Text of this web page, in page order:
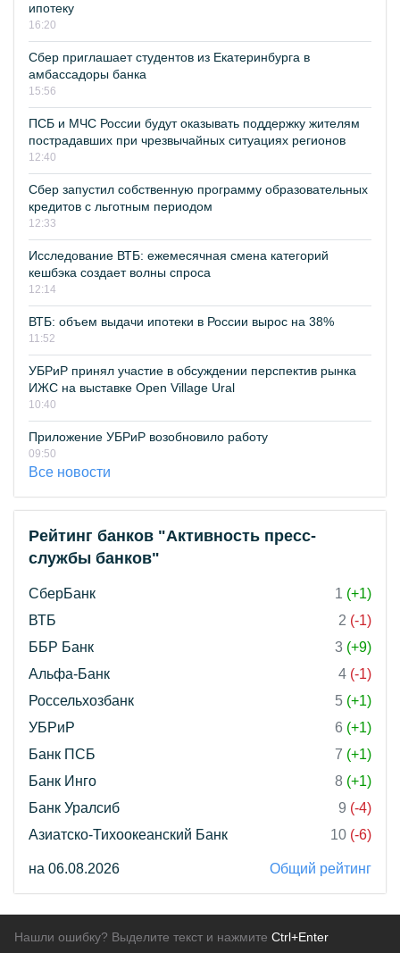
ипотеку
16:20
Сбер приглашает студентов из Екатеринбурга в
амбассадоры банка
15:56
ПСБ и МЧС России будут оказывать поддержку жителям
пострадавших при чрезвычайных ситуациях регионов
12:40
Сбер запустил собственную программу образовательных
кредитов с льготным периодом
12:33
Исследование ВТБ: ежемесячная смена категорий
кешбэка создает волны спроса
12:14
ВТБ: объем выдачи ипотеки в России вырос на 38%
11:52
УБРиР принял участие в обсуждении перспектив рынка
ИЖС на выставке Open Village Ural
10:40
Приложение УБРиР возобновило работу
09:50
Все новости
Рейтинг банков "Активность пресс-
службы банков"
СберБанк 1 (+1)
ВТБ
2 (-1)
ББР Банк
3 (+9)
Альфа-Банк
4 (-1)
Россельхозбанк
5 (+1)
УБРиР
6 (+1)
Банк ПСБ
7 (+1)
Банк Инго
8 (+1)
Банк Уралсиб
9 (-4)
Азиатско-Тихоокеанский Банк
10 (-6)
на 06.08.2026 Общий рейтинг
Нашли ошибку? Выделите текст и нажмите Ctrl+Enter